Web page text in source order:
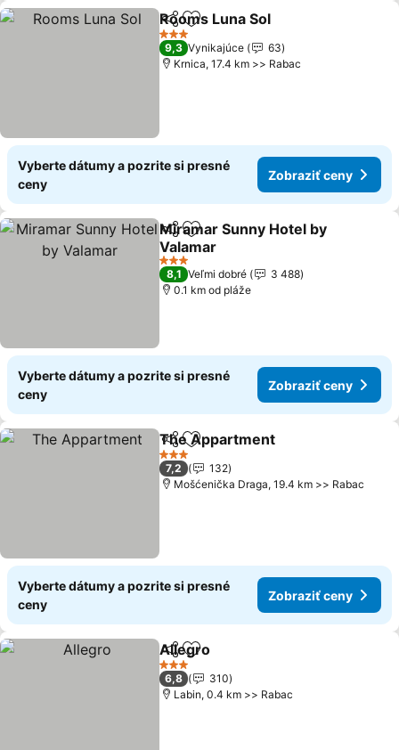
ZdieľaťPridať do obľúbených
Rooms Luna Sol
3 Počet hviezdičiek
9,3 Vynikajúce
63
Krnica, 17.4 km >> Rabac
Vyberte dátumy a pozrite si presné
ceny
Zobraziť ceny
ZdieľaťPridať do obľúbených
Miramar Sunny Hotel by
Valamar
Zobraziť ceny
3 Počet hviezdičiek
8,1 Veľmi dobré
3 488
0.1 km od pláže
Vyberte dátumy a pozrite si presné
ceny
Zobraziť ceny
ZdieľaťPridať do obľúbených
The Appartment
3 Počet hviezdičiek
7,2
132
Mošćenička Draga, 19.4 km >> Rabac
Vyberte dátumy a pozrite si presné
ceny
Zobraziť ceny
ZdieľaťPridať do obľúbených
Allegro
3 Počet hviezdičiek
6,8
310
Labin, 0.4 km >> Rabac